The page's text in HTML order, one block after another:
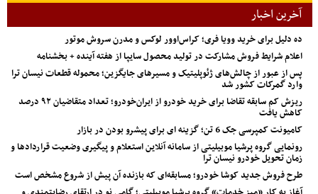
آخرین اخبار
ده دلیل برای خرید وویا فری؛ کراس‌اوور لوکس و مدرن سروش موتور
اعلام شرایط فروش مشارکت در تولید محصول سایپا از هفته آینده + بخشنامه
پس از عبور از چالش‌های ژئوپلیتیک و مسیرهای جایگزین؛ محموله قطعات نیسان ترا
وارد گمرکات کشور شد
ریزش کم‌ سابقه تقاضا برای خرید خودرو از ایران‌خودرو؛ تعداد متقاضیان ۹۲ درصد
کاهش یافت
کامیونت کمپرسی جک 6 تن؛ گزینه ای برای پیشرو بودن در بازار
رونمایی گروه پرشیا موبیلیتی از سامانه آنلاین استعلام و پیگیری وضعیت قراردادها و
زمان تحویل خودرو نیسان ترا
طرح فروش جدید کوشا خودرو؛ مسابقه‌ای که بازنده آن پیش از شروع مشخص است